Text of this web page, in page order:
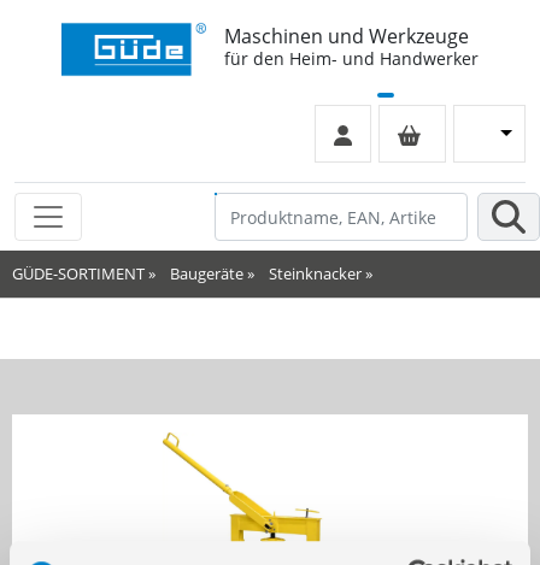
Maschinen und Werkzeuge
für den Heim- und Handwerker
GÜDE-SORTIMENT» Baugeräte» Steinknacker»